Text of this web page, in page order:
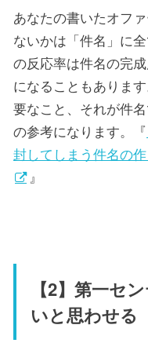
あなたの書いたオフ
ないかは「件名」に
の反応率は件名の完
になることもありま
要なこと、それが件
の参考になります。『
封してしまう件名の
』
【2】第一セ
いと思わせる